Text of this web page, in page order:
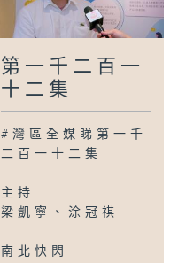
第一千二百一
十二集
#灣區全媒睇第一千
二百一十二集
主持
梁凱寧、涂冠祺
南北快閃